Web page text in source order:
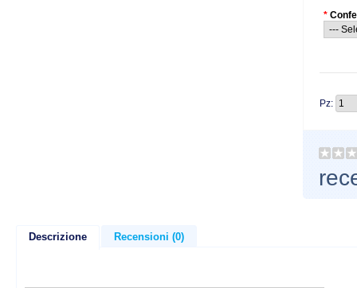
*
Pz:
Descrizione Recensioni (0)